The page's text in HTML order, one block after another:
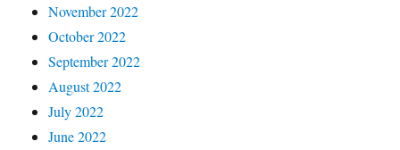
November 2022
October 2022
September 2022
August 2022
July 2022
June 2022